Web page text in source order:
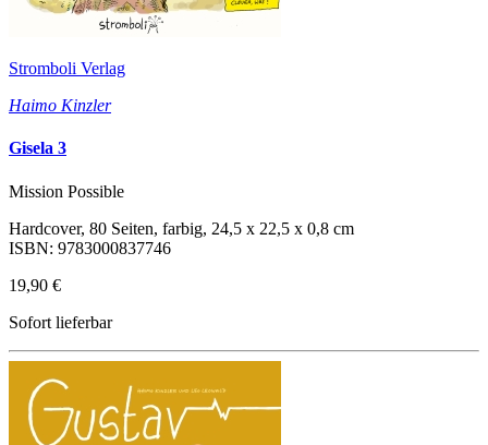
Stromboli Verlag
Haimo Kinzler
Gisela 3
Mission Possible
Hardcover, 80 Seiten, farbig, 24,5 x 22,5 x 0,8 cm
ISBN: 9783000837746
19,90 €
Sofort lieferbar